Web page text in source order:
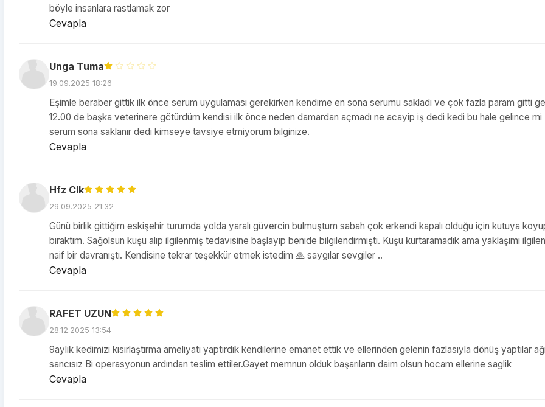
böyle insanlara rastlamak zor
Cevapla
Unga Tuma
19.09.2025 18:26
Eşimle beraber gittik ilk önce serum uygulaması gerekirken kendime en sona serumu sakladı ve çok fazla param gitti
12.00 de başka veterinere götürdüm kendisi ilk önce neden damardan açmadı ne acayip iş dedi kedi bu hale gelince mi
serum sona saklanır dedi kimseye tavsiye etmiyorum bilginize.
Cevapla
Hfz Clk
29.09.2025 21:32
Günü birlik gittiğim eskişehir turumda yolda yaralı güvercin bulmuştum sabah çok erkendi kapalı olduğu için kutuya
bıraktım. Sağolsun kuşu alıp ilgilenmiş tedavisine başlayıp benide bilgilendirmişti. Kuşu kurtaramadık ama yaklaşımı
naif bir davranıştı. Kendisine tekrar teşekkür etmek istedim 🙏 saygılar sevgiler ..
Cevapla
RAFET UZUN
28.12.2025 13:54
9aylik kedimizi kısırlaştırma ameliyatı yaptırdık kendilerine emanet ettik ve ellerinden gelenin fazlasıyla dönüş yaptılar
sancısız Bi operasyonun ardından teslim ettiler.Gayet memnun olduk başarıların daim olsun hocam ellerine saglik
Cevapla